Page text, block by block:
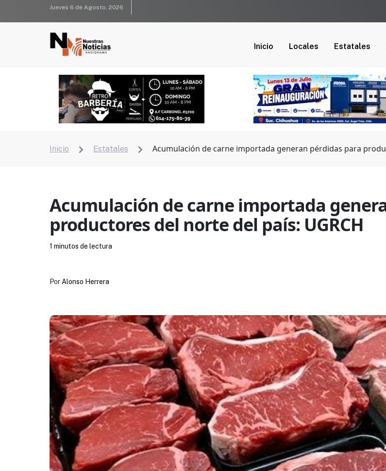
Jueves 6 de Agosto, 2026
Inicio Locales Estatales
Inicio  Estatales  Acumulación de carne importada generan pérdidas para
Acumulación de carne importada
productores del norte del país: UGRCH
Por Alonso Herrera
1 minutos de lectura